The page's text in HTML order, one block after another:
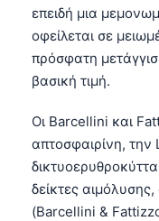
επειδή μια
οφείλεται σε
πρόσφατη
βασική τιμή.
Οι Barcellini και
απτοσφαιρίνη, την
δείκτες
(Barcellini &